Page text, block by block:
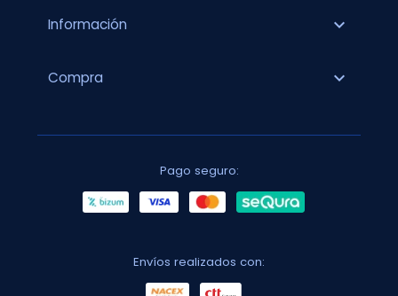
Información expand_more
Compra expand_more
Pago seguro:
Envíos realizados con: